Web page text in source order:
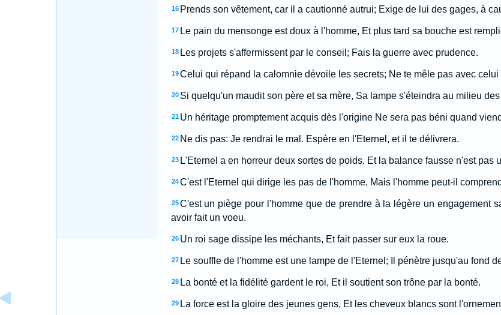
16 Prends son vêtement, car il a cautionné autrui; Exige de lui des gages, à
17 Le pain du mensonge est doux à l'homme, Et plus tard sa bouche est
18 Les projets s'affermissent par le conseil; Fais la guerre avec prudence.
19 Celui qui répand la calomnie dévoile les secrets; Ne te mêle pas avec
20 Si quelqu'un maudit son père et sa mère, Sa lampe s'éteindra au milieu
21 Un héritage promptement acquis dès l'origine Ne sera pas béni quand
22 Ne dis pas: Je rendrai le mal. Espère en l'Eternel, et il te délivrera.
23 L'Eternel a en horreur deux sortes de poids, Et la balance fausse n'est pas
24 C'est l'Eternel qui dirige les pas de l'homme, Mais l'homme peut-il
25 C'est un piège pour l'homme que de prendre à la légère un engagement
avoir fait un voeu.
26 Un roi sage dissipe les méchants, Et fait passer sur eux la roue.
27 Le souffle de l'homme est une lampe de l'Eternel; Il pénètre jusqu'au fond
28 La bonté et la fidélité gardent le roi, Et il soutient son trône par la bonté.
29 La force est la gloire des jeunes gens, Et les cheveux blancs sont